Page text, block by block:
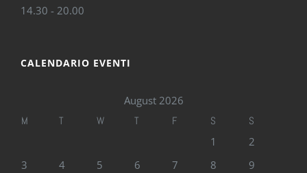
14.30 - 20.00
CALENDARIO EVENTI
August 2026
M T W T F S S
1
2
3
4 5 6 7 8
9